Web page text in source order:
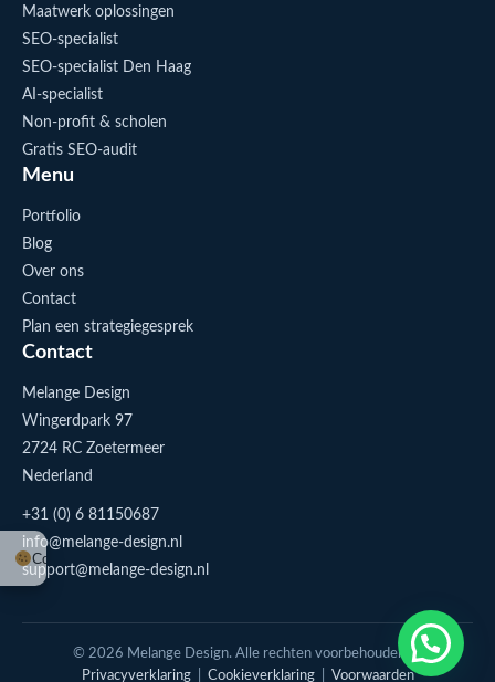
Cookie-instellingen
Stuur me een appje
Maatwerk oplossingen
SEO-specialist
SEO-specialist Den Haag
AI-specialist
Non-profit & scholen
Gratis SEO-audit
Menu
Portfolio
Blog
Over ons
Contact
Plan een strategiegesprek
Contact
Melange Design
Wingerdpark 97
2724 RC Zoetermeer
Nederland
+31 (0) 6 81150687
info@melange-design.nl
support@melange-design.nl
© 2026 Melange Design. Alle rechten voorbehouden. |
Privacyverklaring| Cookieverklaring| Voorwaarden